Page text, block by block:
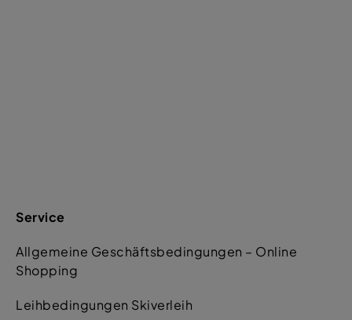
Service
Allgemeine Geschäftsbedingungen – Online
Shopping
Leihbedingungen Skiverleih